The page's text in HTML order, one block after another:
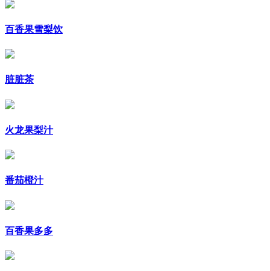
百香果雪梨饮
脏脏茶
火龙果梨汁
番茄橙汁
百香果多多